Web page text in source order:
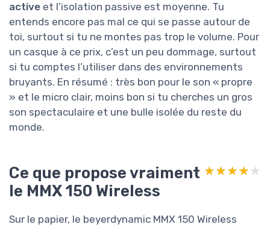
active et l’isolation passive est moyenne. Tu
entends encore pas mal ce qui se passe autour de
toi, surtout si tu ne montes pas trop le volume. Pour
un casque à ce prix, c’est un peu dommage, surtout
si tu comptes l’utiliser dans des environnements
bruyants. En résumé : très bon pour le son « propre
» et le micro clair, moins bon si tu cherches un gros
son spectaculaire et une bulle isolée du reste du
monde.
Ce que propose vraiment
le MMX 150 Wireless
★★★★★
★★★★★
Sur le papier, le beyerdynamic MMX 150 Wireless